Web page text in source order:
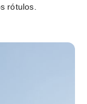
rótulos.